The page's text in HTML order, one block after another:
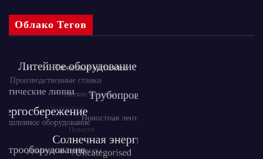
Облако Тегов